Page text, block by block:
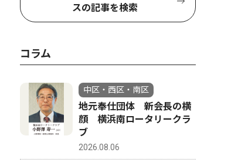
文化
中区・西区・南区
スの記事を検索
コラム
中区・西区・南区
地元奉仕団体 新会長の横
顔 横浜南ロータリークラ
ブ
2026.08.06